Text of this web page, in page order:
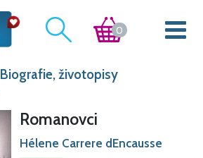
0
Biografie, životopisy
Romanovci
Hélene Carrere dEncausse